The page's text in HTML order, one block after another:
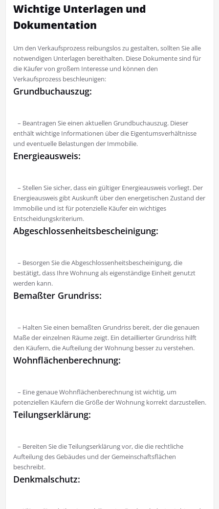
Wichtige Unterlagen und
Dokumentation
Um den Verkaufsprozess reibungslos zu gestalten, sollten Sie alle
notwendigen Unterlagen bereithalten. Diese Dokumente sind für
die Käufer von großem Interesse und können den
Verkaufsprozess beschleunigen:
Grundbuchauszug:
– Beantragen Sie einen aktuellen Grundbuchauszug. Dieser
enthält wichtige Informationen über die Eigentumsverhältnisse
und eventuelle Belastungen der Immobilie.
Energieausweis:
– Stellen Sie sicher, dass ein gültiger Energieausweis vorliegt. Der
Energieausweis gibt Auskunft über den energetischen Zustand der
Immobilie und ist für potenzielle Käufer ein wichtiges
Entscheidungskriterium.
Abgeschlossenheitsbescheinigung:
– Besorgen Sie die Abgeschlossenheitsbescheinigung, die
bestätigt, dass Ihre Wohnung als eigenständige Einheit genutzt
werden kann.
Bemaßter Grundriss:
– Halten Sie einen bemaßten Grundriss bereit, der die genauen
Maße der einzelnen Räume zeigt. Ein detaillierter Grundriss hilft
den Käufern, die Aufteilung der Wohnung besser zu verstehen.
Wohnflächenberechnung:
– Eine genaue Wohnflächenberechnung ist wichtig, um
potenziellen Käufern die Größe der Wohnung korrekt darzustellen.
Teilungserklärung:
– Bereiten Sie die Teilungserklärung vor, die die rechtliche
Aufteilung des Gebäudes und der Gemeinschaftsflächen
beschreibt.
Denkmalschutz: